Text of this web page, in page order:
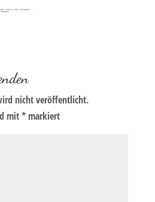
nicht veröffentlicht.
mit*markiert